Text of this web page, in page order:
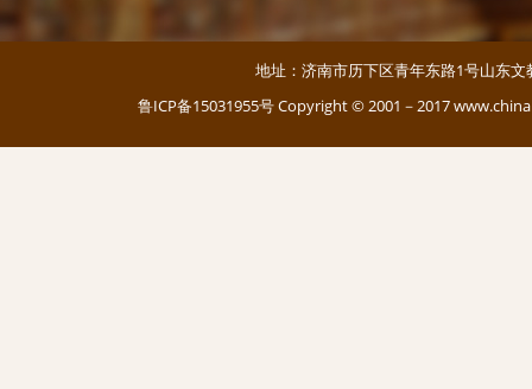
地址：济南市历下区青年东路1号山东
鲁ICP备15031955号Copyright © 2001－2017